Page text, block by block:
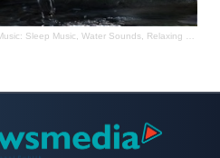
Music, Water Sounds, Relaxing Music, Meditation Music ★47